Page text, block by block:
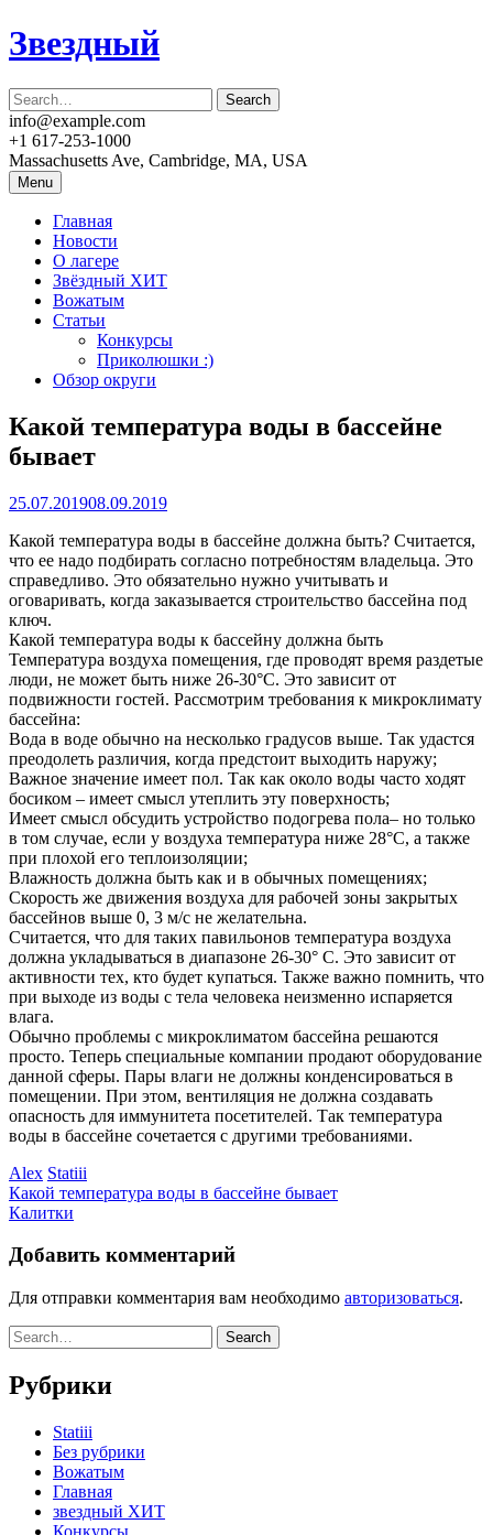
Skip
to
Звездный
info@example.com
+1 617-253-1000
Massachusetts Ave, Cambridge, MA, USA
Menu
Главная
Новости
О лагере
Звёздный ХИТ
Вожатым
Статьи
Конкурсы
Приколюшки :)
Обзор округи
Какой температура воды в бассейне
бывает
25.07.201908.09.2019
Какой температура воды в бассейне должна быть? Считается,
что ее надо подбирать согласно потребностям владельца. Это
справедливо. Это обязательно нужно учитывать и
оговаривать, когда заказывается строительство бассейна под
ключ.
Какой температура воды к бассейну должна быть
Температура воздуха помещения, где проводят время раздетые
люди, не может быть ниже 26-30°С. Это зависит от
подвижности гостей. Рассмотрим требования к микроклимату
бассейна:
Вода в воде обычно на несколько градусов выше. Так удастся
преодолеть различия, когда предстоит выходить наружу;
Важное значение имеет пол. Так как около воды часто ходят
босиком – имеет смысл утеплить эту поверхность;
Имеет смысл обсудить устройство подогрева пола– но только
в том случае, если у воздуха температура ниже 28°С, а также
при плохой его теплоизоляции;
Влажность должна быть как и в обычных помещениях;
Скорость же движения воздуха для рабочей зоны закрытых
бассейнов выше 0, 3 м/с не желательна.
Считается, что для таких павильонов температура воздуха
должна укладываться в диапазоне 26-30° С. Это зависит от
активности тех, кто будет купаться. Также важно помнить, что
при выходе из воды с тела человека неизменно испаряется
влага.
Обычно проблемы с микроклиматом бассейна решаются
просто. Теперь специальные компании продают оборудование
данной сферы. Пары влаги не должны конденсироваться в
помещении. При этом, вентиляция не должна создавать
опасность для иммунитета посетителей. Так температура
воды в бассейне сочетается с другими требованиями.
Alex Statiii
Какой температура воды в бассейне бывает
Калитки
Добавить комментарий
Для отправки комментария вам необходимо авторизоваться.
Рубрики
Statiii
Без рубрики
Вожатым
Главная
звездный ХИТ
Конкурсы